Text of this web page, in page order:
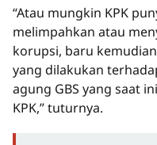
“Atau mungkin KPK
melimpahkan atau
korupsi, baru
yang dilakukan
agung GBS yang saat
KPK,” tuturnya.